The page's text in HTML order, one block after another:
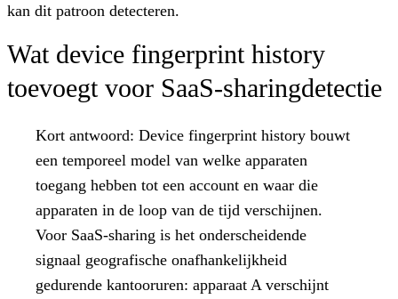
kan dit patroon detecteren.
Wat device fingerprint history
toevoegt voor SaaS-sharingdetectie
Kort antwoord: Device fingerprint history bouwt
een temporeel model van welke apparaten
toegang hebben tot een account en waar die
apparaten in de loop van de tijd verschijnen.
Voor SaaS-sharing is het onderscheidende
signaal geografische onafhankelijkheid
gedurende kantooruren: apparaat A verschijnt